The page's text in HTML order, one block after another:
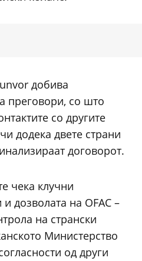
добива
преговори, со што
со другите
додека двете страни
договорот.
чека клучни
дозволата на OFAC –
на странски
Министерство
од други